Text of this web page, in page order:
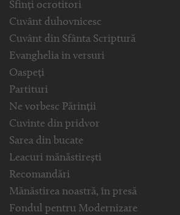
Sfinți ocrotitori
Cuvânt duhovnicesc
Cuvânt din Sfânta Scriptură
Evanghelia in versuri
Oaspeți
Partituri
Ne vorbesc Părinții
Cuvinte din pridvor
Sarea din bucate
Leacuri mănăstirești
Recomandări
Mănăstirea noastră, în presă
Fondul pentru Modernizare